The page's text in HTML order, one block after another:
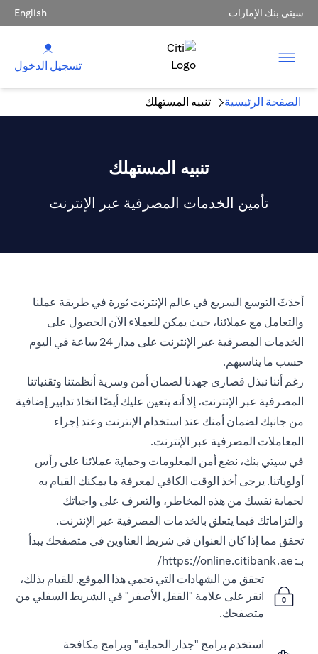
سيتي بنك الإمارات English
تسجيل الدخول
الصفحة الرئيسية تنبيه المستهلك
تنبيه المستهلك
تأمين الخدمات المصرفية عبر الإنترنت
أحدَثَ التوسع السريع في عالم الإنترنت ثورة في طريقة عملنا
والتعامل مع عملائنا، حيث يمكن للعملاء الآن الحصول على
الخدمات المصرفية عبر الإنترنت على مدار 24 ساعة في اليوم
حسب ما يناسبهم.
رغم أننا نبذل قصارى جهدنا لضمان أمن وسرية أنظمتنا وتقنياتنا
المصرفية عبر الإنترنت، إلا أنه يتعين عليك أيضًا اتخاذ تدابير إضافية
من جانبك لضمان أمنك عند استخدام الإنترنت وعند إجراء
المعاملات المصرفية عبر الإنترنت.
في سيتي بنك، نضع أمن المعلومات وحماية عملائنا على رأس
أولوياتنا. يرجى أخذ الوقت الكافي لمعرفة ما يمكنك القيام به
لحماية نفسك من هذه المخاطر، والتعرف على واجباتك
والتزاماتك فيما يتعلق بالخدمات المصرفية عبر الإنترنت.
تحقق مما إذا كان العنوان في شريط العناوين في متصفحك يبدأ
بـ: https://online.citibank.ae/
تحقق من الشهادات التي تحمي هذا الموقع. للقيام بذلك،
انقر على علامة "القفل الأصفر" في الشريط السفلي من
متصفحك.
استخدم برامج "جدار الحماية" وبرامج مكافحة